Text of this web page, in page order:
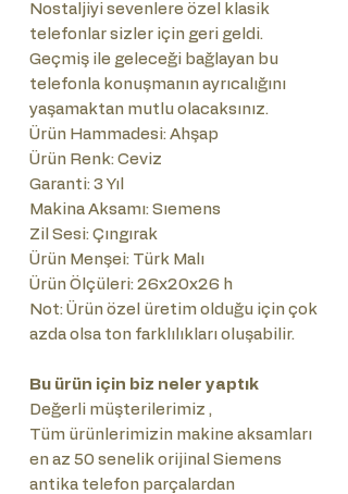
Nostaljiyi sevenlere özel klasik
telefonlar sizler için geri geldi.
Geçmiş ile geleceği bağlayan bu
telefonla konuşmanın ayrıcalığını
yaşamaktan mutlu olacaksınız.
Ürün Hammadesi: Ahşap
Ürün Renk: Ceviz
Garanti: 3 Yıl
Makina Aksamı: Sıemens
Zil Sesi: Çıngırak
Ürün Menşei: Türk Malı
Ürün Ölçüleri: 26x20x26 h
Not: Ürün özel üretim olduğu için çok
azda olsa ton farklılıkları oluşabilir.
Bu ürün için biz neler yaptık
Değerli müşterilerimiz ,
Tüm ürünlerimizin makine aksamları
en az 50 senelik orijinal Siemens
antika telefon parçalardan